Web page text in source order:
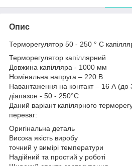
Опис
Терморегулятор 50 - 250 ° C
Терморегулятор капіллярний
Довжина капілляра - 1000 мм
Номінальна напруга – 220 В
Навантаження на контакт – 16 А (до
діапазон - 50 - 250°C
Даний варіант капілярного
переваг:
Оригінальна деталь
Висока якість виробу
точний у вимірі температури
Надійний та простий у роботі